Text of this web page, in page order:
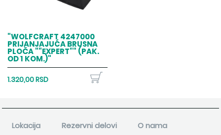
"WOLFCRAFT 4247000
PRIJANJAJUĆA BRUSNA
PLOČA ""EXPERT"" (PAK.
OD 1 KOM.)"
1.320,00 RSD
Lokacija Rezervni delovi
O nama